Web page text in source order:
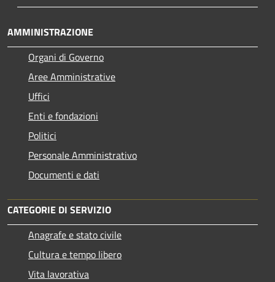
AMMINISTRAZIONE
Organi di Governo
Aree Amministrative
Uffici
Enti e fondazioni
Politici
Personale Amministrativo
Documenti e dati
CATEGORIE DI SERVIZIO
Anagrafe e stato civile
Cultura e tempo libero
Vita lavorativa